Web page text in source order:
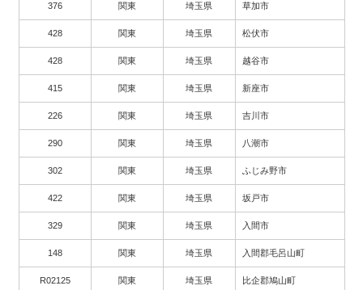
376 関東 埼玉県 草加市
428 関東 埼玉県 松伏市
428 関東 埼玉県 越谷市
415 関東 埼玉県 新座市
226 関東 埼玉県 吉川市
290 関東 埼玉県 八潮市
302 関東 埼玉県 ふじみ野市
422 関東 埼玉県 坂戸市
329 関東 埼玉県 入間市
148 関東 埼玉県 入間郡毛呂山町
R02125 関東 埼玉県 比企郡鳩山町